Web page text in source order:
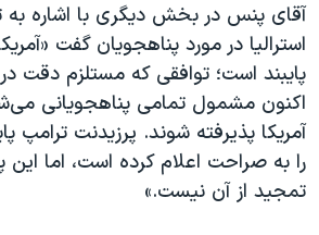
آقای پنس در بخش دیگری با اشاره به
استرالیا در مورد پناهجویان گفت
پایبند است؛ توافقی که مستلزم دقت
اکنون مشمول تمامی پناهجویانی
آمریکا پذیرفته شوند. پرزیدنت ترامپ
را به صراحت اعلام کرده است، اما این
تمجید از آن نیست.»